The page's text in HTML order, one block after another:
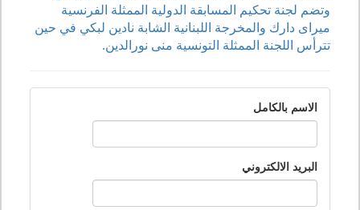
وتضم لجنة تحكيم المسابقة الدولية الممثلة الفرنسية
ميراى دارك والمخرجة اللبنانية الشابة نادين لبكي في حين
تترأس اللجنة الممثلة التونسية منى نورالدين.
الاسم بالكامل
البريد الالكتروني